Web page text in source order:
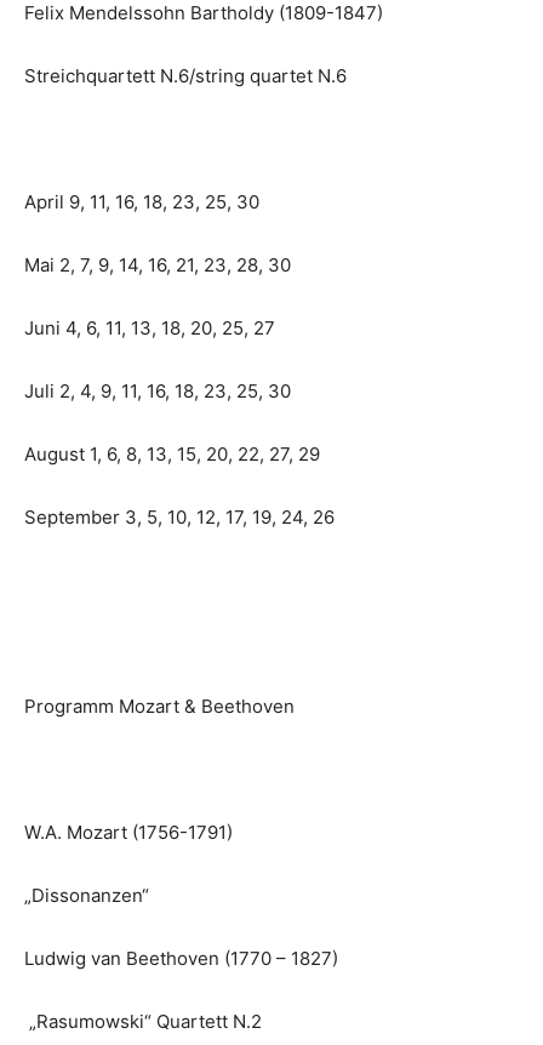
Felix Mendelssohn Bartholdy (1809-1847)
Streichquartett N.6/string quartet N.6
April 9, 11, 16, 18, 23, 25, 30
Mai 2, 7, 9, 14, 16, 21, 23, 28, 30
Juni 4, 6, 11, 13, 18, 20, 25, 27
Juli 2, 4, 9, 11, 16, 18, 23, 25, 30
August 1, 6, 8, 13, 15, 20, 22, 27, 29
September 3, 5, 10, 12, 17, 19, 24, 26
Programm Mozart & Beethoven
W.A. Mozart (1756-1791)
„Dissonanzen“
Ludwig van Beethoven (1770 – 1827)
„Rasumowski“ Quartett N.2